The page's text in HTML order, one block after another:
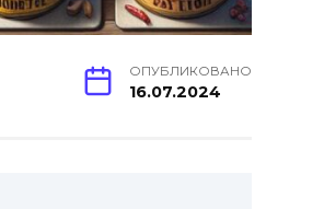
ОПУБЛИКОВАНО
16.07.2024